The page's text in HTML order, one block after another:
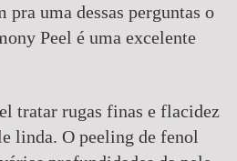
pra uma dessas perguntas o
Peel é uma excelente
tratar rugas finas e flacidez
linda. O peeling de fenol